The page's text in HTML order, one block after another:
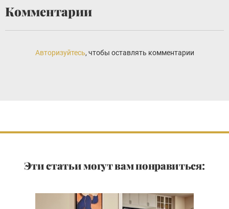
Комментарии
Авторизуйтесь, чтобы оставлять комментарии
Эти статьи могут вам понравиться: